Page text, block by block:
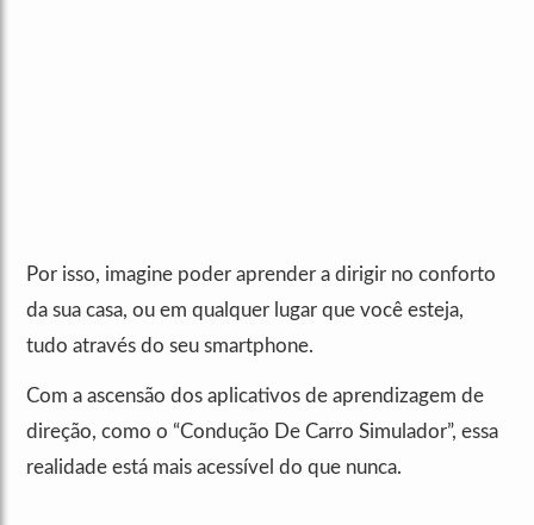
Por isso, imagine poder aprender a dirigir no conforto
da sua casa, ou em qualquer lugar que você esteja,
tudo através do seu smartphone.
Com a ascensão dos aplicativos de aprendizagem de
direção, como o “Condução De Carro Simulador”, essa
realidade está mais acessível do que nunca.